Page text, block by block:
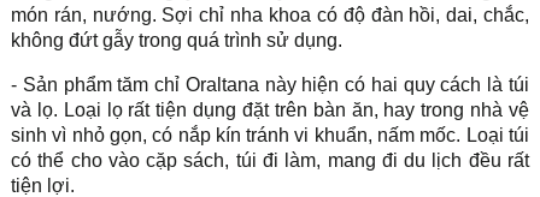
món rán, nướng. Sợi chỉ nha khoa có độ đàn hồi, dai, chắc,
không đứt gẫy trong quá trình sử dụng.
- Sản phẩm tăm chỉ Oraltana này hiện có hai quy cách là túi
và lọ. Loại lọ rất tiện dụng đặt trên bàn ăn, hay trong nhà vệ
sinh vì nhỏ gọn, có nắp kín tránh vi khuẩn, nấm mốc. Loại túi
có thể cho vào cặp sách, túi đi làm, mang đi du lịch đều rất
tiện lợi.